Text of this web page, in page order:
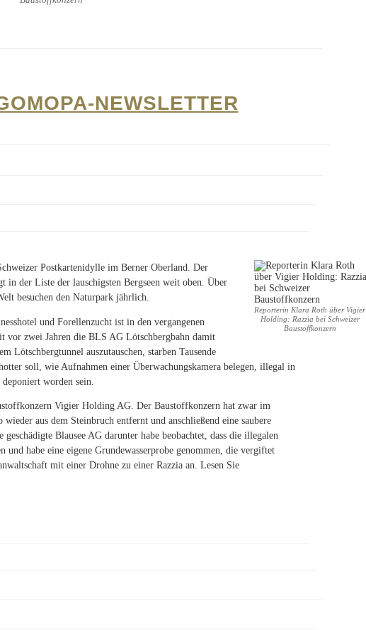
NEWSLETTER
Reporterin Klara Roth über Vigier
Holding: Razzia bei Schweizer
Baustoffkonzern
Postkartenidylle im Berner Oberland. Der
in der Liste der lauschigsten Bergseen weit oben. Über
besuchen den Naturpark jährlich.
und Forellenzucht ist in den vergangenen
vor zwei Jahren die BLS AG Lötschbergbahn damit
Lötschbergtunnel auszutauschen, starben Tausende
soll, wie Aufnahmen einer Überwachungskamera belegen, illegal in
worden sein.
Vigier Holding AG. Der Baustoffkonzern hat zwar im
wieder aus dem Steinbruch entfernt und anschließend eine saubere
Blausee AG darunter habe beobachtet, dass die illegalen
und habe eine eigene Grundewasserprobe genommen, die vergiftet
mit einer Drohne zu einer Razzia an. Lesen Sie